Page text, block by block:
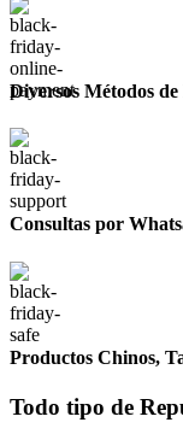
Diversos Métodos de
Consultas por
Productos Chinos,
Todo tipo de